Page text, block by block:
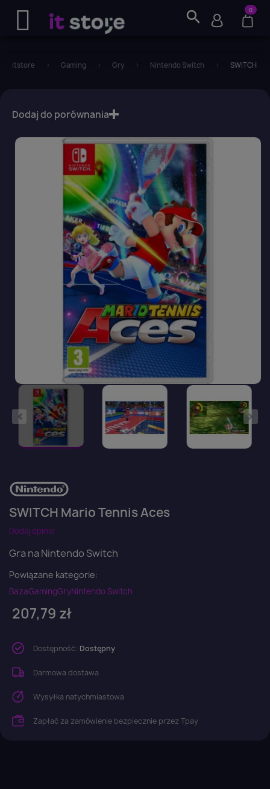
search 0
itstore Gaming Gry Nintendo Switch SWITCH
SWITCH Mario Tennis Aces
Dodaj opinie
Gra na Nintendo Switch
Powiązane kategorie:
BazaGamingGryNintendo Switch
207,79 zł
Dodaj do porównania
Dostępność: Dostępny
Darmowa dostawa
Wysyłka natychmiastowa
Zapłać za zamówienie bezpiecznie przez Tpay